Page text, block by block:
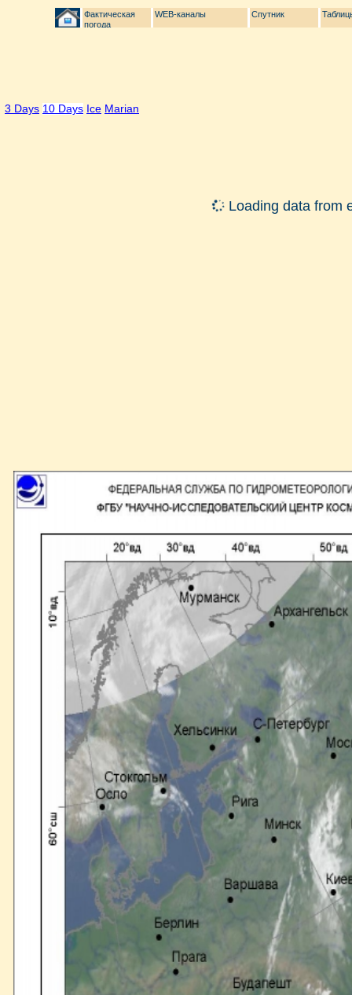
3 Days 10 Days Ice Marian
Loading data from
Фактическая
погода
WEB-каналы Спутник